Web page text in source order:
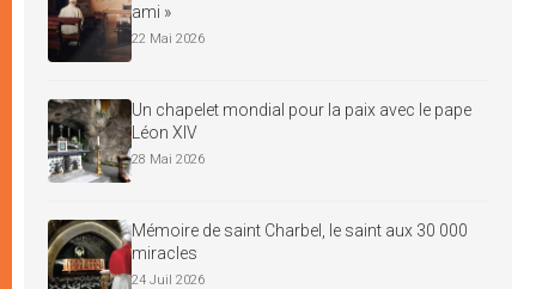
ami »
22 Mai 2026
Un chapelet mondial pour la paix avec le pape
Léon XIV
28 Mai 2026
Mémoire de saint Charbel, le saint aux 30 000
miracles
24 Juil 2026